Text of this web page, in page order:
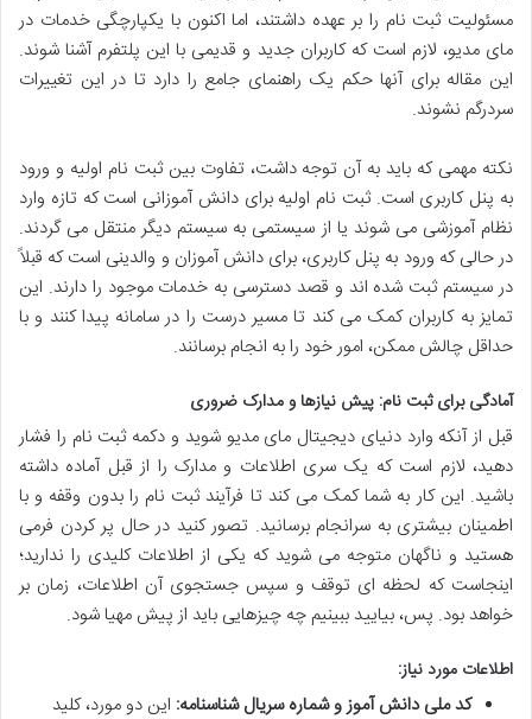
مسئولیت ثبت نام را بر عهده داشتند، اما اکنون با یکپارچگی خدمات در
مای مدیو، لازم است که کاربران جدید و قدیمی با این پلتفرم آشنا شوند.
این مقاله برای آنها حکم یک راهنمای جامع را دارد تا در این تغییرات
سردرگم نشوند.
نکته مهمی که باید به آن توجه داشت، تفاوت بین ثبت نام اولیه و ورود
به پنل کاربری است. ثبت نام اولیه برای دانش آموزانی است که تازه وارد
نظام آموزشی می شوند یا از سیستمی به سیستم دیگر منتقل می گردند.
در حالی که ورود به پنل کاربری، برای دانش آموزان و والدینی است که قبلاً
در سیستم ثبت شده اند و قصد دسترسی به خدمات موجود را دارند. این
تمایز به کاربران کمک می کند تا مسیر درست را در سامانه پیدا کنند و با
حداقل چالش ممکن، امور خود را به انجام برسانند.
آمادگی برای ثبت نام: پیش نیازها و مدارک ضروری
قبل از آنکه وارد دنیای دیجیتال مای مدیو شوید و دکمه ثبت نام را فشار
دهید، لازم است که یک سری اطلاعات و مدارک را از قبل آماده داشته
باشید. این کار به شما کمک می کند تا فرآیند ثبت نام را بدون وقفه و با
اطمینان بیشتری به سرانجام برسانید. تصور کنید در حال پر کردن فرمی
هستید و ناگهان متوجه می شوید که یکی از اطلاعات کلیدی را ندارید؛
اینجاست که لحظه ای توقف و سپس جستجوی آن اطلاعات، زمان بر
خواهد بود. پس، بیایید ببینیم چه چیزهایی باید از پیش مهیا شود.
اطلاعات مورد نیاز:
کد ملی دانش آموز و شماره سریال شناسنامه: این دو مورد، کلید